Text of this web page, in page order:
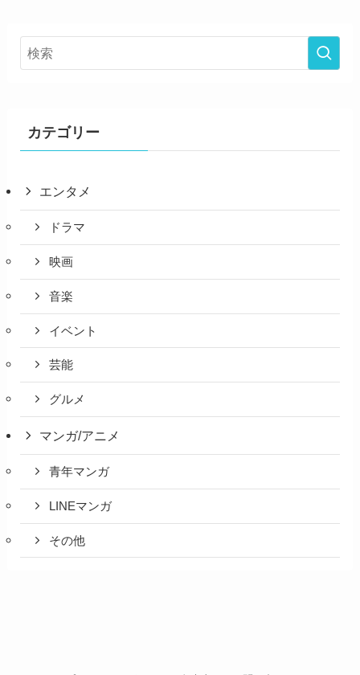
カテゴリー
エンタメ
ドラマ
映画
音楽
イベント
芸能
グルメ
マンガ/アニメ
青年マンガ
LINEマンガ
その他